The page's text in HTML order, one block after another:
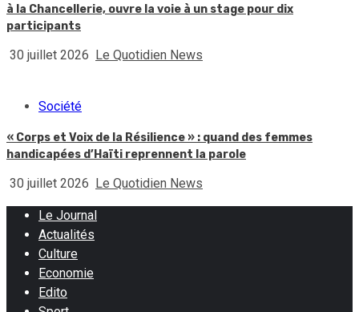
à la Chancellerie, ouvre la voie à un stage pour dix
participants
30 juillet 2026 Le Quotidien News
Société
« Corps et Voix de la Résilience » : quand des femmes
handicapées d’Haïti reprennent la parole
30 juillet 2026 Le Quotidien News
Le Journal
Actualités
Culture
Economie
Edito